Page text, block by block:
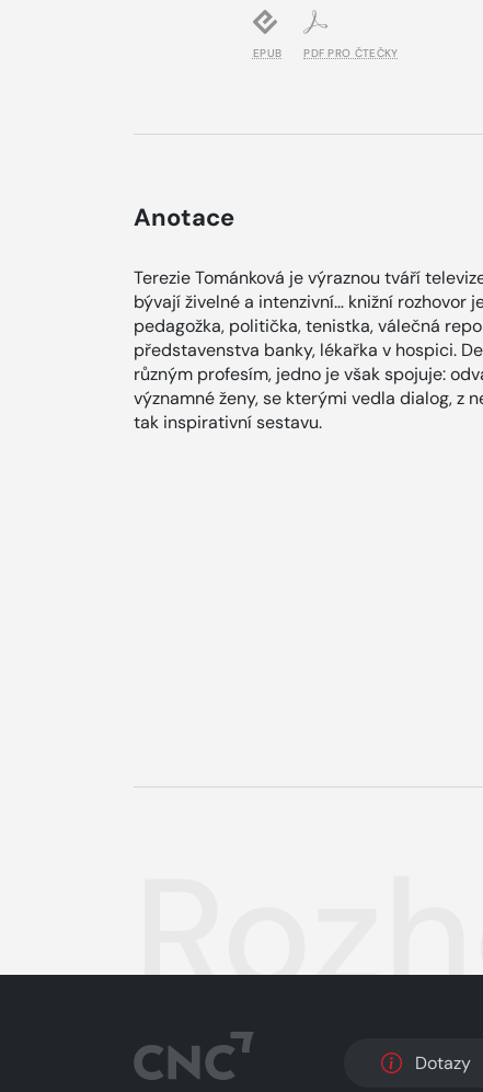
EPUB PDF PRO ČTEČKY
Anotace
Terezie Tománková je výraznou tváří
bývají živelné a intenzivní… knižní rozhovor
pedagožka, politička, tenistka, válečná
představenstva banky, lékařka v hospici.
různým profesím, jedno je však spojuje:
významné ženy, se kterými vedla dialog, z
tak inspirativní sestavu.
Dotazy